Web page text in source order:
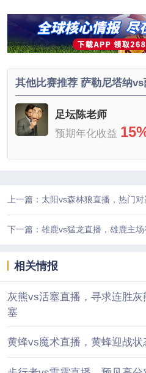
其他比赛推荐 萨勒尼塔纳vs
足坛陈老师
预期年化收益
上一篇：太阳vs森林狼直播，热门
下一篇：雄鹿vs猛龙直播，雄鹿主场
相关情报
灰熊vs活塞直播，寻求连胜
塞
黄蜂vs魔术直播，黄蜂迎战